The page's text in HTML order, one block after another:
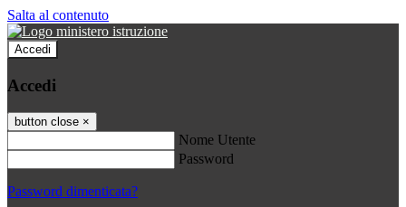
Salta al contenuto
Accedi
Accedi
button close ×
Nome Utente
Password
Password dimenticata?